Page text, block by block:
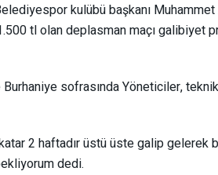
kulübü başkanı
tl olan deplasman maçı galibiyet
Burhaniye sofrasında Yöneticiler,
2 haftadır üstü üste galip gelerek
dedi.